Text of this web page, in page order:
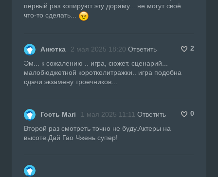
первый раз копируют эту дораму....не могут своё
что-то сделать...
Анютка 2 мая 2025 18:20 Ответить
2
Эм... к сожалению .. игра, сюжет. сценарий...
малобюджетной коротколитражки.. игра подобна
сдачи экзамену троечников...
Гость Mari 1 мая 2025 11:11 Ответить
0
Второй раз смотреть точно не буду.Актеры на
высоте.Дай Гао Чжень супер!